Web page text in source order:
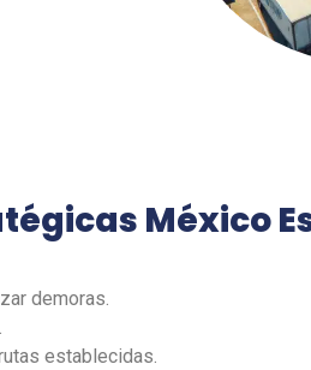
México
demoras.
establecidas.